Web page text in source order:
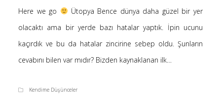
Here we go
Ütopya Bence dünya daha güzel bir yer
olacaktı ama bir yerde bazı hatalar yaptık. İpin ucunu
kaçırdık ve bu da hatalar zincirine sebep oldu. Şunların
cevabını bilen var mıdır? Bizden kaynaklanan ilk…
Kendime Düşünceler